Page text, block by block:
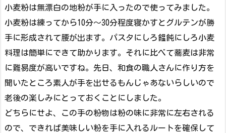
小麦粉は無漂白の地粉が手に入ったので使ってみました。
小麦粉は練ってから10分〜30分程度寝かすとグルテンが勝
手に形成されて腰が出ます。パスタにしろ饂飩にしろ小麦
料理は簡単にできて助かります。それに比べて蕎麦は非常
に難易度が高いですね。先日、和食の職人さんに作り方を
聞いたところ素人が手を出せるもんじゃあないらしいので
老後の楽しみにとっておくことにしました。
どちらにせよ、この手の粉物は粉の味に非常に左右される
ので、できれば美味しい粉を手に入れるルートを確保して